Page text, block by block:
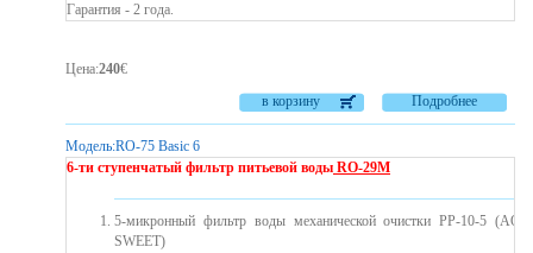
Гарантия - 2 года.
Цена:240€
Подробнее
в корзину
Модель:RO-75 Basic 6
6-ти ступенчатый фильтр питьевой воды RO-29M
5-микронный фильтр воды механической очистки PP-10-5
SWEET)